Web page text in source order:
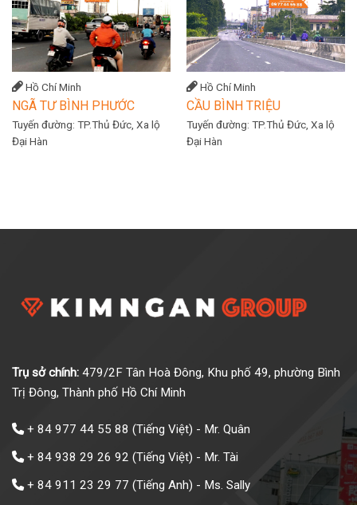
Hồ Chí Minh
NGÃ TƯ BÌNH PHƯỚC
Tuyến đường: TP.Thủ Đức, Xa lộ
Đại Hàn
Hồ Chí Minh
CẦU BÌNH TRIỆU
Tuyến đường: TP.Thủ Đức, Xa lộ
Đại Hàn
Trụ sở chính: 479/2F Tân Hoà Đông, Khu phố 49, phường Bình
Trị Đông, Thành phố Hồ Chí Minh
+ 84 977 44 55 88 (Tiếng Việt) - Mr. Quân
+ 84 938 29 26 92 (Tiếng Việt) - Mr. Tài
+ 84 911 23 29 77 (Tiếng Anh) - Ms. Sally